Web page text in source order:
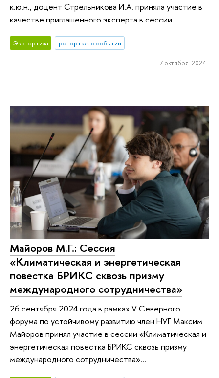
к.ю.н., доцент Стрельникова И.А. приняла участие в
качестве приглашенного эксперта в сессии...
Экспертиза репортаж о событии
7 октября 2024
Майоров М.Г.: Сессия
«Климатическая и энергетическая
повестка БРИКС сквозь призму
международного сотрудничества»
26 сентября 2024 года в рамках V Северного
форума по устойчивому развитию член НУГ Максим
Майоров принял участие в сессии «Климатическая и
энергетическая повестка БРИКС сквозь призму
международного сотрудничества»...